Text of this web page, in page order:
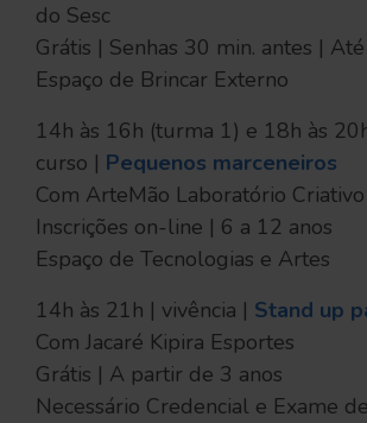
do Sesc
Grátis | Senhas 30 min. antes |
Espaço de Brincar Externo
14h às 16h (turma 1) e 18h às
curso | Pequenos marceneiros
Com ArteMão Laboratório Criativo
Inscrições on-line | 6 a 12 anos
Espaço de Tecnologias e Artes
14h às 21h | vivência | Stand up
Com Jacaré Kipira Esportes
Grátis | A partir de 3 anos
Necessário Credencial e Exame